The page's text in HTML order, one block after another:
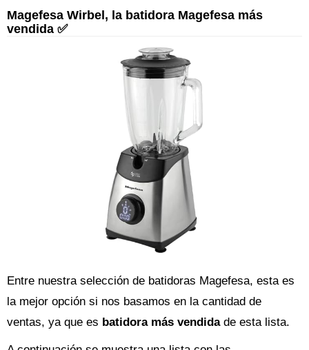
Magefesa Wirbel, la batidora Magefesa más
vendida ✅
Entre nuestra selección de batidoras Magefesa, esta es
la mejor opción si nos basamos en la cantidad de
ventas, ya que es batidora más vendidade esta lista.